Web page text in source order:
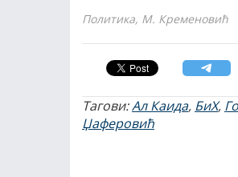
Политика, М. Кременовић
Тагови:Ал Каида, БиХ,
Џаферовић